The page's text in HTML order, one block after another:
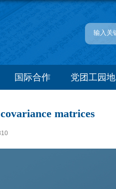
国际合作 党团工园地
matrices